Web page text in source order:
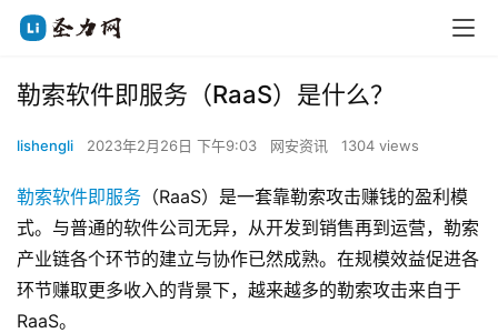
勒索软件即服务（RaaS）是什么？
lishengli 2023年2月26日 下午9:03 网安资讯 1304 views
勒索软件即服务 （RaaS）是一套靠勒索攻击赚钱的盈利模
式。与普通的软件公司无异，从开发到销售再到运营，勒索
产业链各个环节的建立与协作已然成熟。在规模效益促进各
环节赚取更多收入的背景下，越来越多的勒索攻击来自于
RaaS。